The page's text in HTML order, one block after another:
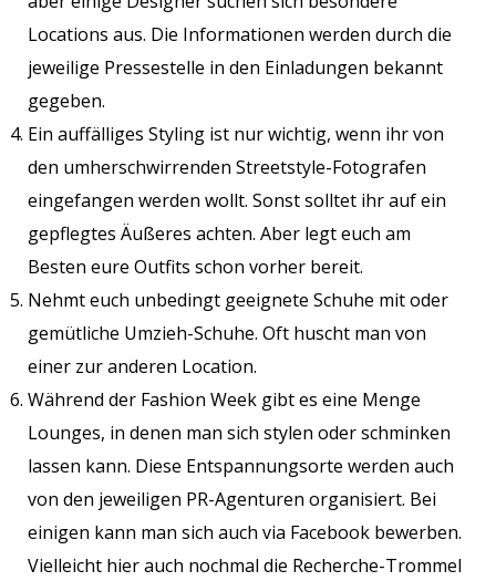
Locations aus. Die Informationen werden durch die
jeweilige Pressestelle in den Einladungen bekannt
gegeben.
Ein auffälliges Styling ist nur wichtig, wenn ihr von
den umherschwirrenden Streetstyle-Fotografen
eingefangen werden wollt. Sonst solltet ihr auf ein
gepflegtes Äußeres achten. Aber legt euch am
Besten eure Outfits schon vorher bereit.
Nehmt euch unbedingt geeignete Schuhe mit oder
gemütliche Umzieh-Schuhe. Oft huscht man von
einer zur anderen Location.
Während der Fashion Week gibt es eine Menge
Lounges, in denen man sich stylen oder schminken
lassen kann. Diese Entspannungsorte werden auch
von den jeweiligen PR-Agenturen organisiert. Bei
einigen kann man sich auch via Facebook bewerben.
Vielleicht hier auch nochmal die Recherche-Trommel